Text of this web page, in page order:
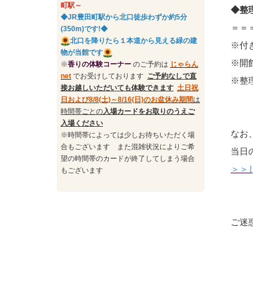
◆整
＝＝
※付
※開
※整
なお
当日
＞＞
ご迷
町駅～
◆JR豊田町駅から北口徒歩わずか約5分
(350m)です!◆
北口を降りたら１本道から見える緑の建
物が当館です
※香りの体験コーナー のご予約は じゃらん
net でお受けしております ご予約なしで直
接お越しいただいても体験できます 土日祝
日および8/8(土)～8/16(日)のお盆休み期間は
時間帯ごとの入場カードをお取りのうえご
入場ください
※時間帯によっては少しお待ちいただく場
合もございます また混雑状況によりご希
望の時間帯のカードが終了してしまう場合
もございます